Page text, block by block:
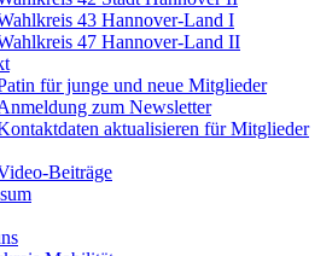
43 Hannover-Land I
47 Hannover-Land II
für junge und neue Mitglieder
zum Newsletter
aktualisieren für Mitglieder
Beiträge